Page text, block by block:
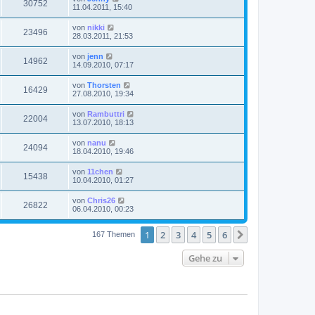
30752
11.04.2011, 15:40
23496 von nikki
28.03.2011, 21:53
14962 von jenn
14.09.2010, 07:17
16429 von Thorsten
27.08.2010, 19:34
22004 von Rambuttri
13.07.2010, 18:13
24094 von nanu
18.04.2010, 19:46
15438 von 11chen
10.04.2010, 01:27
26822 von Chris26
06.04.2010, 00:23
167 Themen 1 2 3 4 5 6
Gehe zu